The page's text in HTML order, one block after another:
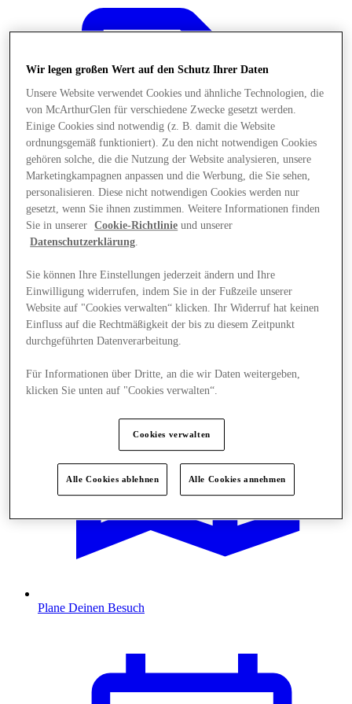
Angebote
Plane Deinen Besuch
Wir legen großen Wert auf den Schutz Ihrer Daten
Unsere Website verwendet Cookies und ähnliche Technologien, die
von McArthurGlen für verschiedene Zwecke gesetzt werden.
Einige Cookies sind notwendig (z. B. damit die Website
ordnungsgemäß funktioniert). Zu den nicht notwendigen Cookies
gehören solche, die die Nutzung der Website analysieren, unsere
Marketingkampagnen anpassen und die Werbung, die Sie sehen,
personalisieren. Diese nicht notwendigen Cookies werden nur
gesetzt, wenn Sie ihnen zustimmen. Weitere Informationen finden
Sie in unserer
Cookie-Richtlinie und unserer
Datenschutzerklärung.
Sie können Ihre Einstellungen jederzeit ändern und Ihre
Einwilligung widerrufen, indem Sie in der Fußzeile unserer
Website auf "Cookies verwalten“ klicken. Ihr Widerruf hat keinen
Einfluss auf die Rechtmäßigkeit der bis zu diesem Zeitpunkt
durchgeführten Datenverarbeitung.
Für Informationen über Dritte, an die wir Daten weitergeben,
klicken Sie unten auf "Cookies verwalten“.
Cookies verwalten
Alle Cookies ablehnen Alle Cookies annehmen